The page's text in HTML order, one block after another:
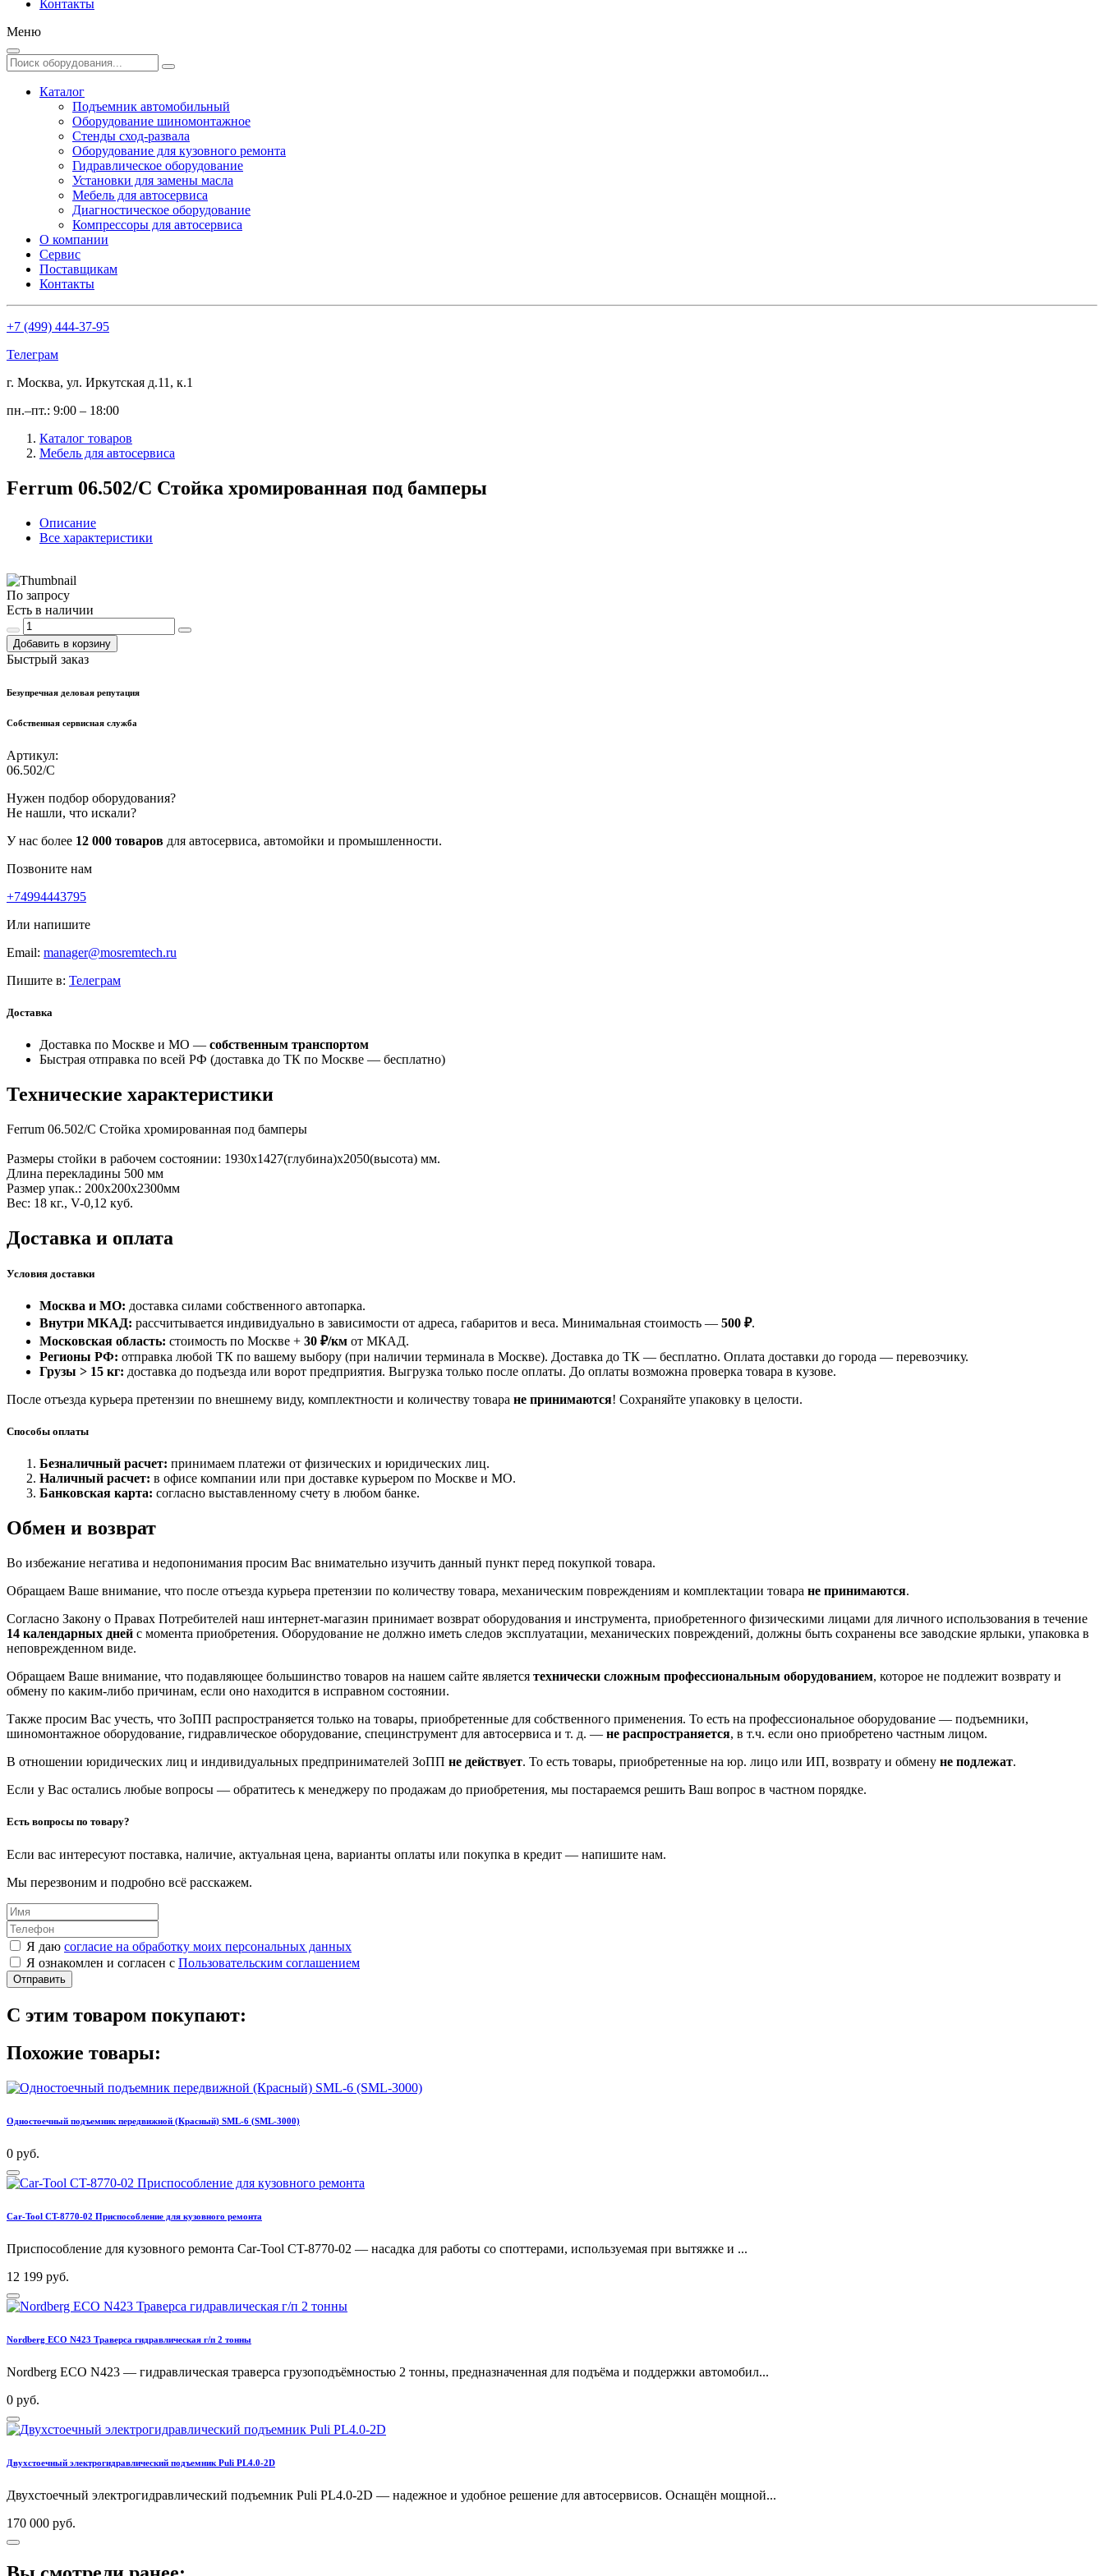
Контакты
Меню
Каталог
Подъемник автомобильный
Оборудование шиномонтажное
Стенды сход-развала
Оборудование для кузовного ремонта
Гидравлическое оборудование
Установки для замены масла
Мебель для автосервиса
Диагностическое оборудование
Компрессоры для автосервиса
О компании
Сервис
Поставщикам
Контакты
+7 (499) 444-37-95
Телеграм
г. Москва, ул. Иркутская д.11, к.1
пн.–пт.: 9:00 – 18:00
Каталог товаров
Мебель для автосервиса
Ferrum 06.502/C Стойка хромированная под бамперы
Описание
Все характеристики
По запросу
Есть в наличии
Добавить в корзину
Быстрый заказ
Безупречная деловая репутация
Собственная сервисная служба
Артикул:
06.502/C
Нужен подбор оборудования?
Не нашли, что искали?
У нас более 12 000 товаров для автосервиса, автомойки и промышленности.
Позвоните нам
+74994443795
Или напишите
Email: manager@mosremtech.ru
Пишите в: Телеграм
Доставка
Доставка по Москве и МО — собственным транспортом
Быстрая отправка по всей РФ (доставка до ТК по Москве — бесплатно)
Технические характеристики
Ferrum 06.502/C Стойка хромированная под бамперы
Размеры стойки в рабочем состоянии: 1930х1427(глубина)х2050(высота) мм.
Длина перекладины 500 мм
Размер упак.: 200х200х2300мм
Вес: 18 кг., V-0,12 куб.
Доставка и оплата
Условия доставки
Москва и МО: доставка силами собственного автопарка.
Внутри МКАД: рассчитывается индивидуально в зависимости от адреса, габаритов и веса. Минимальная стоимость — 500 ₽.
Московская область: стоимость по Москве + 30 ₽/км от МКАД.
Регионы РФ: отправка любой ТК по вашему выбору (при наличии терминала в Москве). Доставка до ТК — бесплатно. Оплата доставки до города — перевозчику.
Грузы > 15 кг: доставка до подъезда или ворот предприятия. Выгрузка только после оплаты. До оплаты возможна проверка товара в кузове.
После отъезда курьера претензии по внешнему виду, комплектности и количеству товара не принимаются! Сохраняйте упаковку в целости.
Способы оплаты
Безналичный расчет: принимаем платежи от физических и юридических лиц.
Наличный расчет: в офисе компании или при доставке курьером по Москве и МО.
Банковская карта: согласно выставленному счету в любом банке.
Обмен и возврат
Во избежание негатива и недопонимания просим Вас внимательно изучить данный пункт перед покупкой товара.
Обращаем Ваше внимание, что после отъезда курьера претензии по количеству товара, механическим повреждениям и комплектации товара не принимаются.
Согласно Закону о Правах Потребителей наш интернет-магазин принимает возврат оборудования и инструмента, приобретенного физическими лицами для личного использования в течение
14 календарных дней с момента приобретения. Оборудование не должно иметь следов эксплуатации, механических повреждений, должны быть сохранены все заводские ярлыки, упаковка в
неповрежденном виде.
Обращаем Ваше внимание, что подавляющее большинство товаров на нашем сайте является технически сложным профессиональным оборудованием, которое не подлежит возврату и
обмену по каким-либо причинам, если оно находится в исправном состоянии.
Также просим Вас учесть, что ЗоПП распространяется только на товары, приобретенные для собственного применения. То есть на профессиональное оборудование — подъемники,
шиномонтажное оборудование, гидравлическое оборудование, специнструмент для автосервиса и т. д. — не распространяется, в т.ч. если оно приобретено частным лицом.
В отношении юридических лиц и индивидуальных предпринимателей ЗоПП не действует. То есть товары, приобретенные на юр. лицо или ИП, возврату и обмену не подлежат.
Если у Вас остались любые вопросы — обратитесь к менеджеру по продажам до приобретения, мы постараемся решить Ваш вопрос в частном порядке.
Есть вопросы по товару?
Если вас интересуют поставка, наличие, актуальная цена, варианты оплаты или покупка в кредит — напишите нам.
Мы перезвоним и подробно всё расскажем.
Я даю согласие на обработку моих персональных данных
Я ознакомлен и согласен с Пользовательским соглашением
Отправить
С этим товаром покупают:
Похожие товары:
Одностоечный подъемник передвижной (Красный) SML-6 (SML-3000)
0 руб.
Car-Tool CT-8770-02 Приспособление для кузовного ремонта
Приспособление для кузовного ремонта Car-Tool CT-8770-02 — насадка для работы со споттерами, используемая при вытяжке и ...
12 199 руб.
Nordberg ECO N423 Траверса гидравлическая г/п 2 тонны
Nordberg ECO N423 — гидравлическая траверса грузоподъёмностью 2 тонны, предназначенная для подъёма и поддержки автомобил...
0 руб.
Двухстоечный электрогидравлический подъемник Puli PL4.0-2D
Двухстоечный электрогидравлический подъемник Puli PL4.0-2D — надежное и удобное решение для автосервисов. Оснащён мощной...
170 000 руб.